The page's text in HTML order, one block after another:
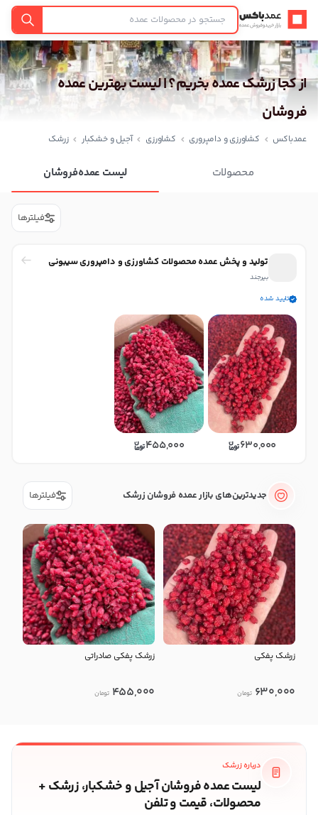
عمدباکس — بازگشت به صفحه اصلی
جستجو
از کجا زرشک عمده بخریم؟ | لیست بهترین عمده
فروشان
عمدباکس کشاورزی و دامپروری کشاورزی آجیل و خشکبار زرشک
محصولات لیست عمده‌فروشان
فیلترها
تولید و پخش عمده محصولات کشاورزی و دامپروری سیبونی
بیرجند
تایید شده
630,000
455,000
جدیدترین‌های بازار عمده فروشان زرشک فیلترها
زرشک پفکی
630,000 تومان
زرشک پفکی صادراتی
455,000 تومان
درباره زرشک
لیست عمده فروشان آجیل و خشکبار، زرشک +
محصولات، قیمت و تلفن